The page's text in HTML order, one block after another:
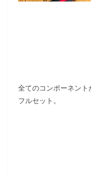
全てのコンポーネン
フルセット。